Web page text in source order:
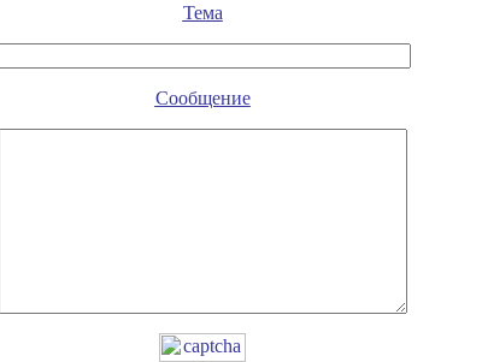
Тема
Сообщение